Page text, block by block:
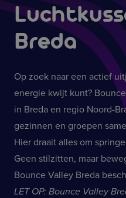
Breda
Op zoek naar een actief
energie kwijt kunt?
in Breda en regio Noord-
gezinnen en groepen
Hier draait alles om
Geen stilzitten, maar
Bounce Valley Breda
LET OP: Bounce Valley